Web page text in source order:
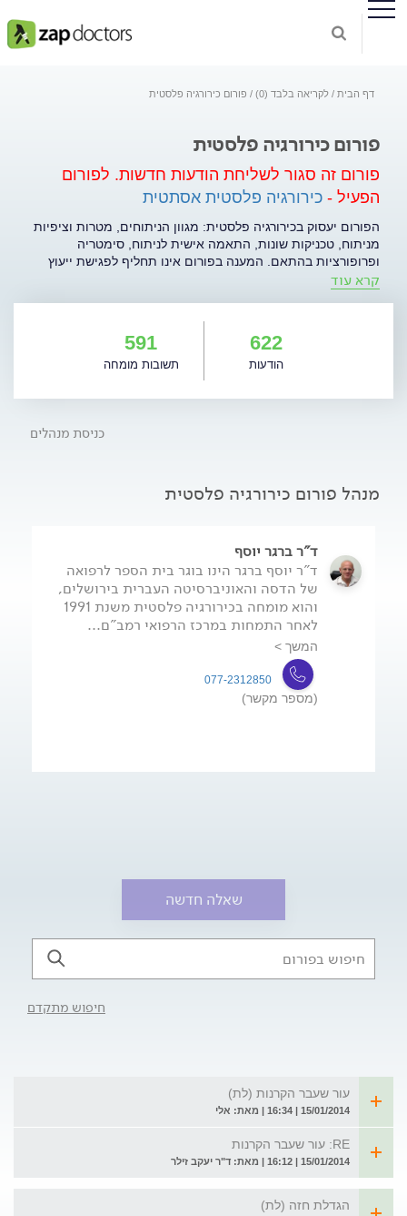
דף הבית לקריאה בלבד (0) פורום כירורגיה פלסטית
פורום כירורגיה פלסטית
פורום זה סגור לשליחת הודעות חדשות. לפורום
הפעיל - כירורגיה פלסטית אסתטית
הפורום יעסוק בכירורגיה פלסטית: מגוון הניתוחים, מטרות וציפיות
מניתוח, טכניקות שונות, התאמה אישית לניתוח, סימטריה
ופרופורציות בהתאם. המענה בפורום אינו תחליף לפגישת ייעוץ
אישית עם הרופא. הודעות המכילות פרסום או השמצה של רופאים
קרא עוד
622
הודעות
591
תשובות מומחה
כניסת מנהלים
מנהל פורום כירורגיה פלסטית
ד"ר ברגר יוסף
ד"ר יוסף ברגר הינו בוגר בית הספר לרפואה
של הדסה והאוניברסיטה העברית בירושלים,
לאחר התמחות במרכז הרפואי רמב"ם...
המשך >
077-2312850
(מספר מקשר)
שאלה חדשה
חיפוש מתקדם
עור שעבר הקרנות (לת)
15/01/2014 | 16:34 | מאת: אלי
RE: עור שעבר הקרנות
15/01/2014 | 16:12 | מאת: ד"ר יעקב זילר
הגדלת חזה (לת)